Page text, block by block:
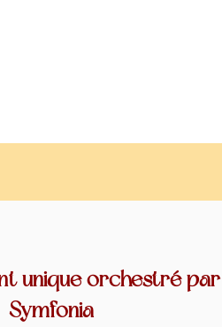
unique orchestré par
Symfonia